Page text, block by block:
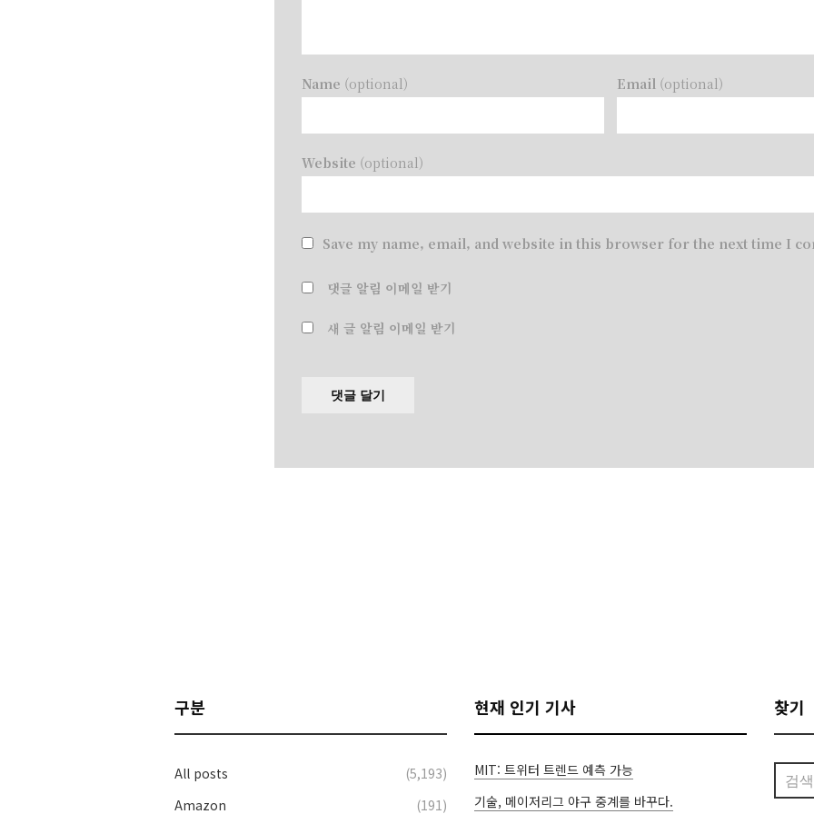
Name (optional) Email (optional)
Website (optional)
Save my name, email, and website in this browser for the next time I
댓글 알림 이메일 받기
새 글 알림 이메일 받기
구분
All posts
(5,193)
Amazon
(191)
현재 인기 기사
MIT: 트위터 트렌드 예측 가능
기술, 메이저리그 야구 중계를 바꾸다.
찾기
색: